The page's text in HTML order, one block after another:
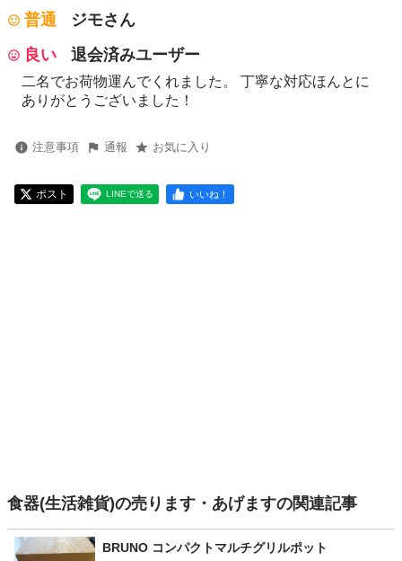
普通
ジモさん
良い
退会済みユーザー
二名でお荷物運んでくれました。 丁寧な対応ほんとに
ありがとうございました！
注意事項 通報 お気に入り
ポスト LINEで送る いいね！
食器(生活雑貨)の売ります・あげますの関連記事
BRUNO コンパクトマルチグリルポット